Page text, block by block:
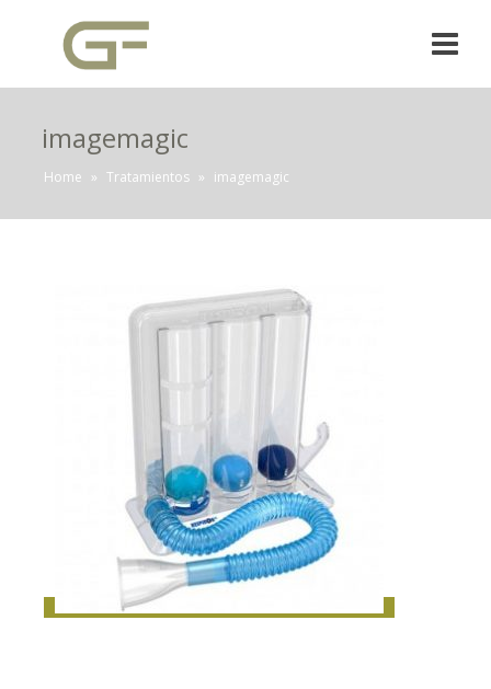
imagemagic
Home » Tratamientos » imagemagic